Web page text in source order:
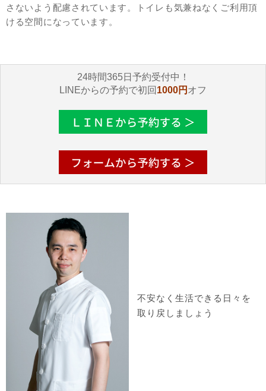
さないよう配慮されています。トイレも気兼ねなくご利用頂
ける空間になっています。
24時間365日予約受付中！
LINEからの予約で初回 1000円 オフ
不安なく生活できる日々を
取り戻しましょう